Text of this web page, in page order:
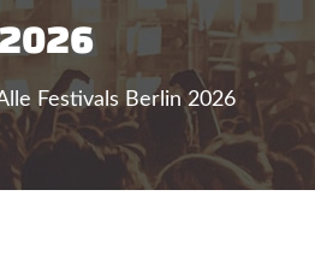
Festivals Berlin 2026